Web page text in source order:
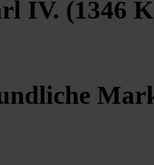
IV. (1346